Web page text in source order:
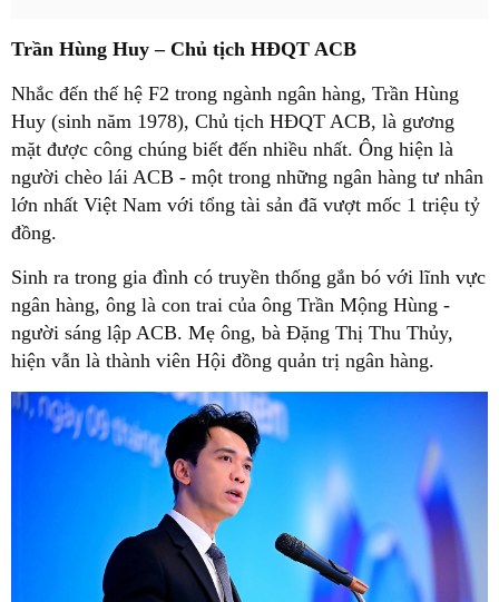
Trần Hùng Huy – Chủ tịch HĐQT ACB
Nhắc đến thế hệ F2 trong ngành ngân hàng, Trần Hùng
Huy (sinh năm 1978), Chủ tịch HĐQT ACB, là gương
mặt được công chúng biết đến nhiều nhất. Ông hiện là
người chèo lái ACB - một trong những ngân hàng tư nhân
lớn nhất Việt Nam với tổng tài sản đã vượt mốc 1 triệu tỷ
đồng.
Sinh ra trong gia đình có truyền thống gắn bó với lĩnh vực
ngân hàng, ông là con trai của ông Trần Mộng Hùng -
người sáng lập ACB. Mẹ ông, bà Đặng Thị Thu Thủy,
hiện vẫn là thành viên Hội đồng quản trị ngân hàng.